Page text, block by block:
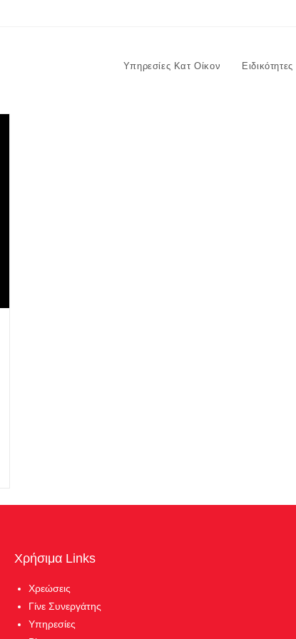
Υπηρεσίες Κατ Οίκον
Χρήσιμα Links
Χρεώσεις
Γίνε Συνεργάτης
Υπηρεσίες